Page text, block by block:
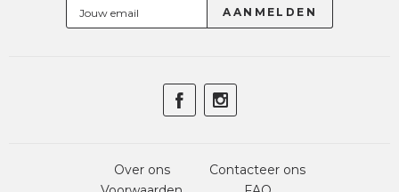
Over ons
Contacteer ons